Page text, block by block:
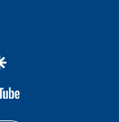
google
youtube-